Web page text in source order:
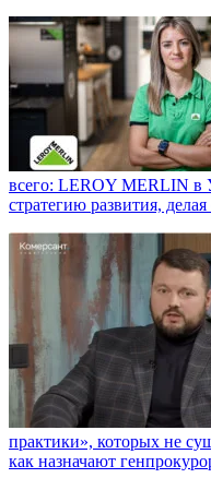
всего: LEROY MERLIN в
стратегию развития,
практики», которых не
как назначают